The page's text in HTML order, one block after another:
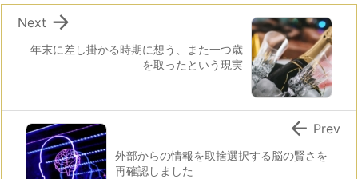
年末に差し掛かる時期に想う、また一つ歳
を取ったという現実

Next
外部からの情報を取捨選択する脳の賢さを
再確認しました
 Prev